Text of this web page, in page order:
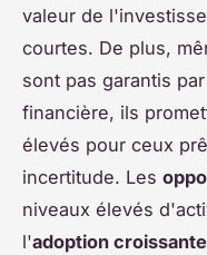
valeur de
courtes. De plus,
sont pas garantis
financière, ils
élevés pour ceux
incertitude. Les
niveaux élevés
l'adoption croissante